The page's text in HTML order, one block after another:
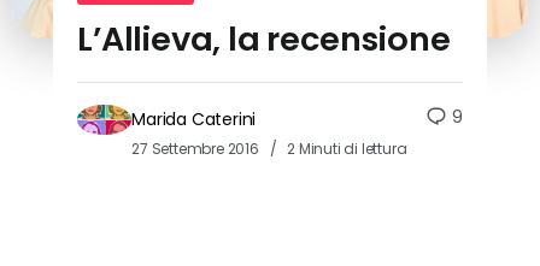
L’Allieva, la recensione
Marida Caterini
27 Settembre 2016 2 Minuti di lettura
9